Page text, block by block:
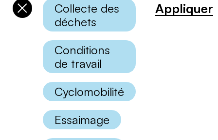
Désélectionner
les
catégories
Collecte des
déchets
Conditions
de travail
Cyclomobilité
Essaimage
Appliquer